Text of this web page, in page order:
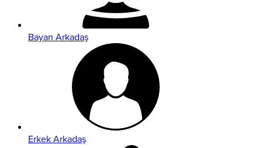
Bayan Arkadaş
Erkek Arkadaş